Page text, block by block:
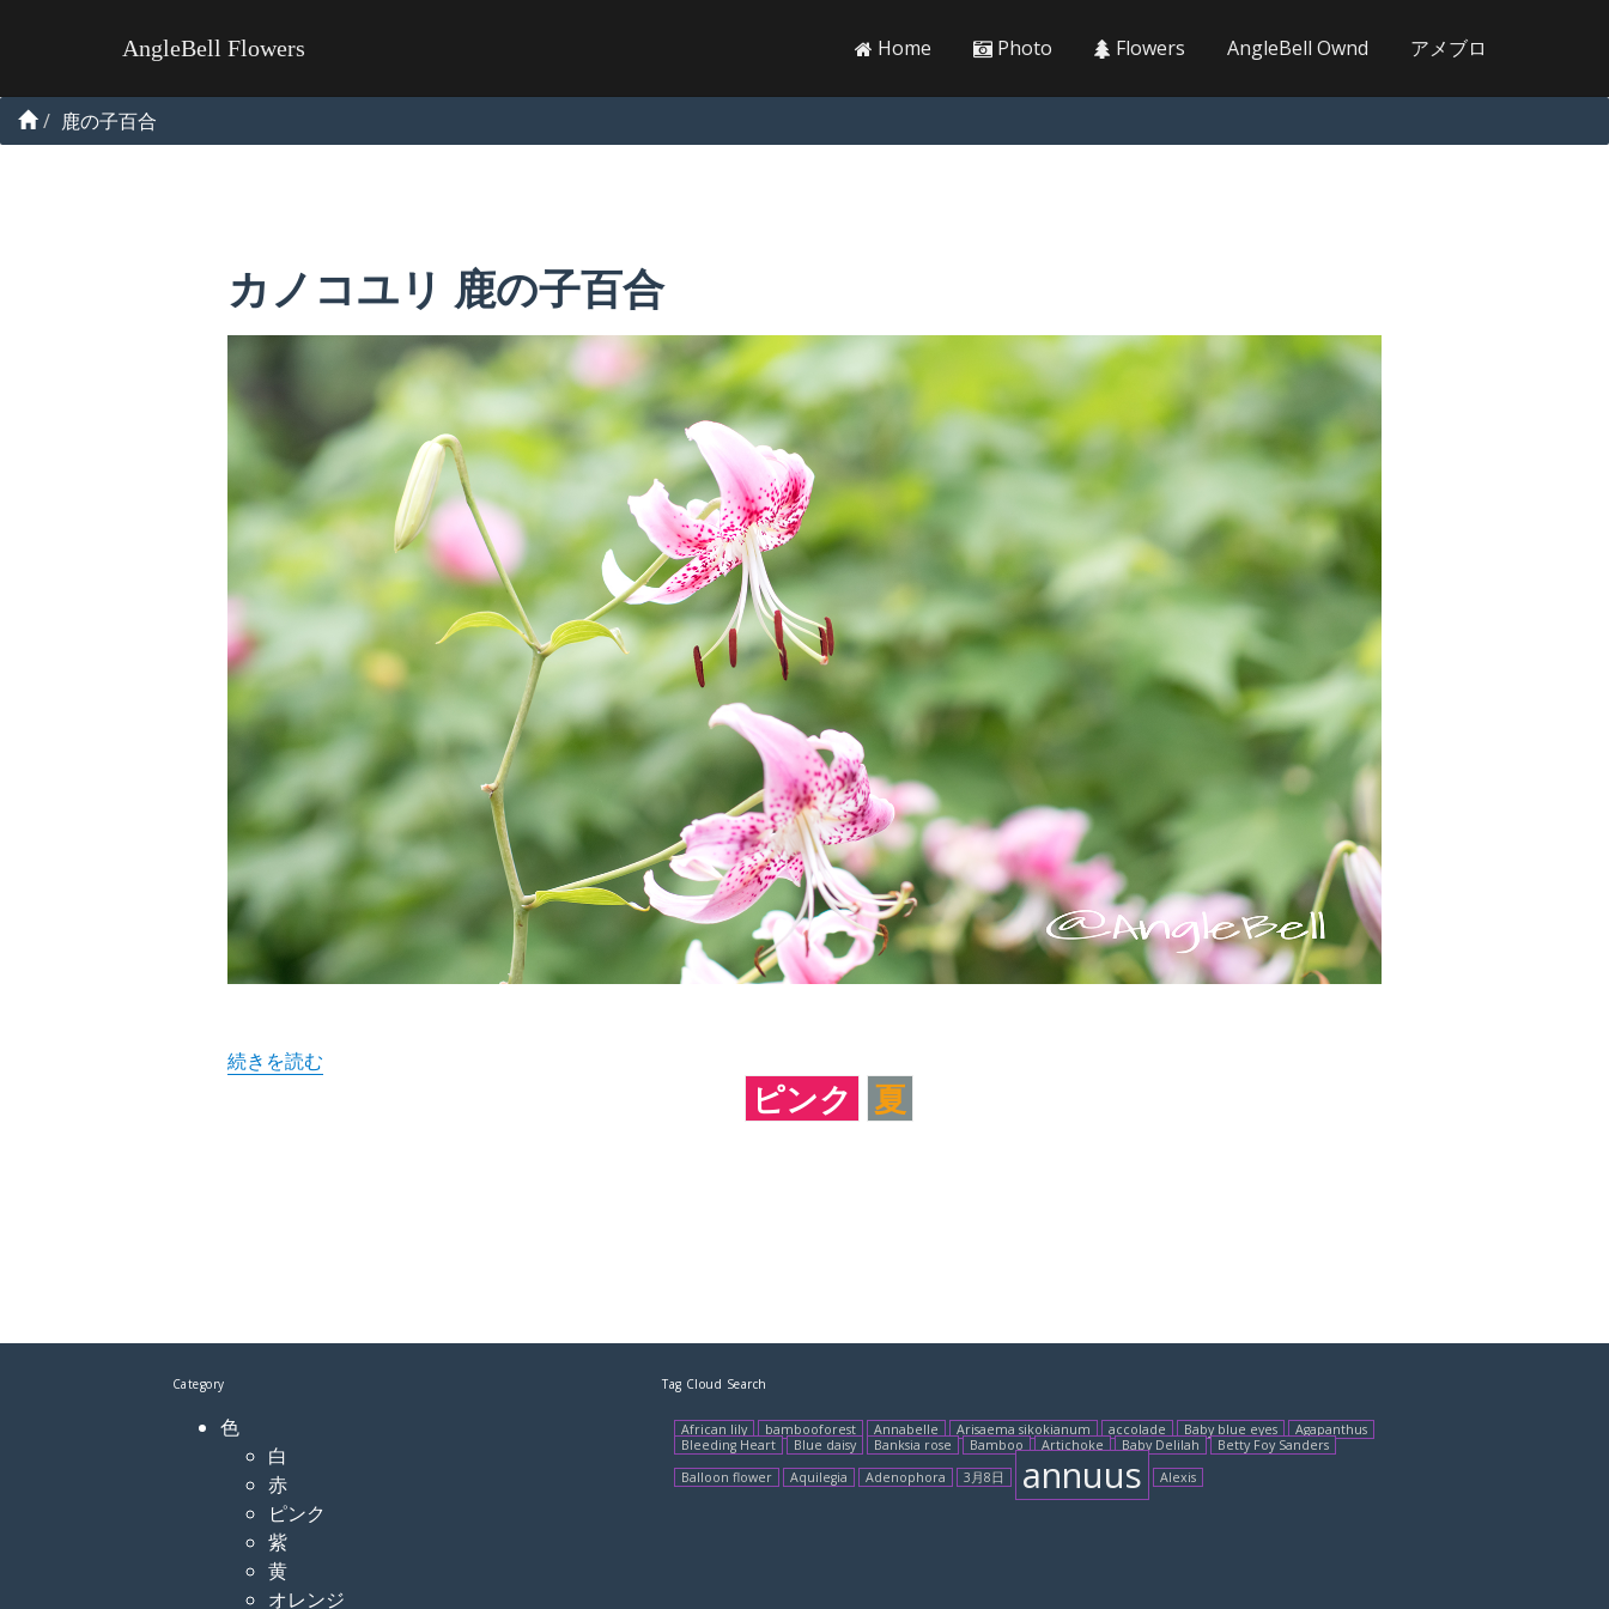
AngleBell Flowers Home Photo Flowers AngleBell Ownd アメブロ
鹿の子百合
カノコユリ 鹿の子百合
“カノコユリ 鹿の子百合” の
続きを読む
ピンク 夏
Category
色
白
赤
ピンク
紫
黄
オレンジ
Tag Cloud Search
African lily bambooforest Annabelle Arisaema sikokianum accolade Baby blue eyes
Agapanthus
Bleeding Heart
Blue daisy Banksia rose Bamboo Artichoke Baby Delilah
Betty Foy Sanders
Balloon flower
Aquilegia Adenophora 3月8日 annuus Alexis